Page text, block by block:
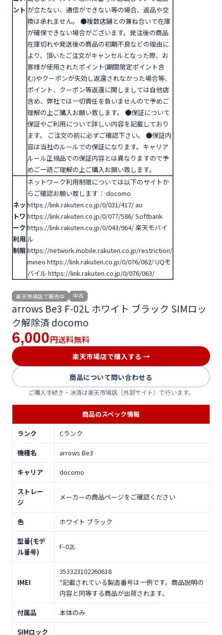
ント が立たない、通信ができない等の場合、返品や交
換は承れません。
●複数店舗との兼ね合いで在庫
が確保できない場合がございます。発注後の商品
在庫切れや発送後の商品の初期不良などの理由に
より、頂いたご注文がキャンセルとなった際、お
客様が使用されたポイント(期間限定ポイント含
む)やクーポンが失効し返還されなかった場合等、
ポイント、クーポン等返還に関しましては自他店
含め、弊社では一切責任を負いませんので予めご
理解の上ご購入お願い致します。
●保証について
保証やご利用について詳しい内容を記載しており
ます。 ご注文の前に必ずご確認下さい。
●保証内
容は当社のルールでの保証になります。キャリア
ルール正規品での保証内容とは異なりますので予
めご一読ご理解の上ご購入お願い致します。
ネッ
トワ
ーク
利用
制限
ネットワーク利用制限については以下のサイトか
らご確認お願い致します： docomo
https://link.rakuten.co.jp/0/031/417/ au
https://link.rakuten.co.jp/0/077/586/Softbank
https://link.rakuten.co.jp/0/043/964/楽天モバイ
ル
https://network.mobile.rakuten.co.jp/restriction/
mineo https://link.rakuten.co.jp/0/076/062/UQモ
バイル https://link.rakuten.co.jp/0/076/063/
楽天市場店で販売中 中古
arrows Be3 F-02L ホワイト ブラック SIMロッ
ク解除済 docomo
6,000 円送料無料
楽天市場店で購入する →
商品について問い合わせる
ご購入手続き・決済は楽天市場店（外部サイト）で行います。
商品のスペック情報
ランク Cランク
機種名 arrows Be3
キャリア docomo
ストレー
ジ
メーカーの商品ページをご確認ください
色 ホワイト ブラック
型番(モデ
ル番号)
F-02L
IMEI
353323102260618
*記載されている製造番号は一例です。商品説明の
内容と同等する商品が出荷されます。
付属品 本体のみ
SIMロック